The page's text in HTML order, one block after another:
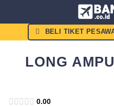
BELI TIKET
LONG
0.00